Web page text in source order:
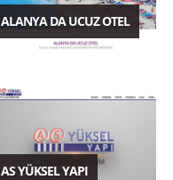
ALANYA DA UCUZ OTEL
AS YÜKSEL YAPI